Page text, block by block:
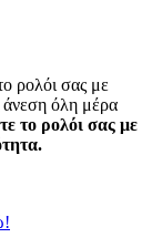
ρολόι σας με
άνεση όλη μέρα
το ρολόι σας με